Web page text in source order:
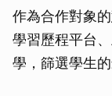
作為合作對象
學習歷程平台
學，篩選學生的